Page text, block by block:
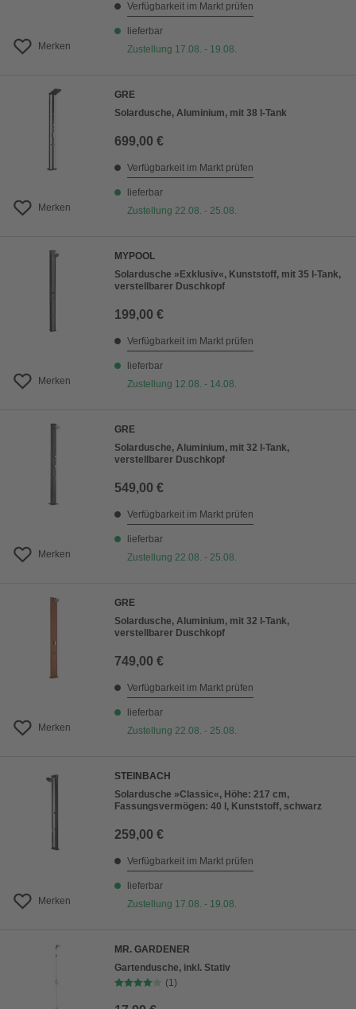
Merken
Verfügbarkeit im Markt prüfen
lieferbar
Zustellung 17.08. - 19.08.
Merken
GRE
Solardusche, Aluminium, mit 38 l-Tank
699,00 €
Verfügbarkeit im Markt prüfen
lieferbar
Zustellung 22.08. - 25.08.
Merken
MYPOOL
Solardusche »Exklusiv«, Kunststoff, mit 35 l-Tank,
verstellbarer Duschkopf
199,00 €
Verfügbarkeit im Markt prüfen
lieferbar
Zustellung 12.08. - 14.08.
Merken
GRE
Solardusche, Aluminium, mit 32 l-Tank,
verstellbarer Duschkopf
549,00 €
Verfügbarkeit im Markt prüfen
lieferbar
Zustellung 22.08. - 25.08.
Merken
GRE
Solardusche, Aluminium, mit 32 l-Tank,
verstellbarer Duschkopf
749,00 €
Verfügbarkeit im Markt prüfen
lieferbar
Zustellung 22.08. - 25.08.
Merken
STEINBACH
Solardusche »Classic«, Höhe: 217 cm,
Fassungsvermögen: 40 l, Kunststoff, schwarz
259,00 €
Verfügbarkeit im Markt prüfen
lieferbar
Zustellung 17.08. - 19.08.
MR. GARDENER
Gartendusche, inkl. Stativ
(1)